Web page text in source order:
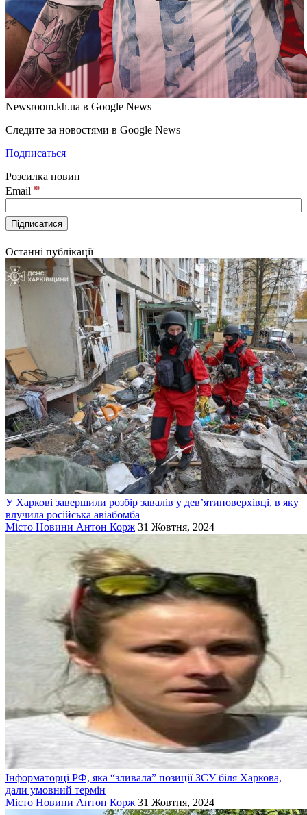
Newsroom.kh.ua в Google News
Следите за новостями в Google News
Подписаться
Розсилка новин
Email *
Останні публікації
У Харкові завершили розбір завалів у дев’ятиповерхівці, в яку
влучила російська авіабомба
Місто Новини Антон Корж 31 Жовтня, 2024
Інформаторці РФ, яка “зливала” позиції ЗСУ біля Харкова,
дали умовний термін
Місто Новини Антон Корж 31 Жовтня, 2024